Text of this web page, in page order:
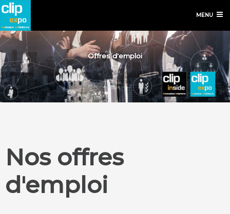
MENU
Offres d'emploi
Nos offres
d'emploi